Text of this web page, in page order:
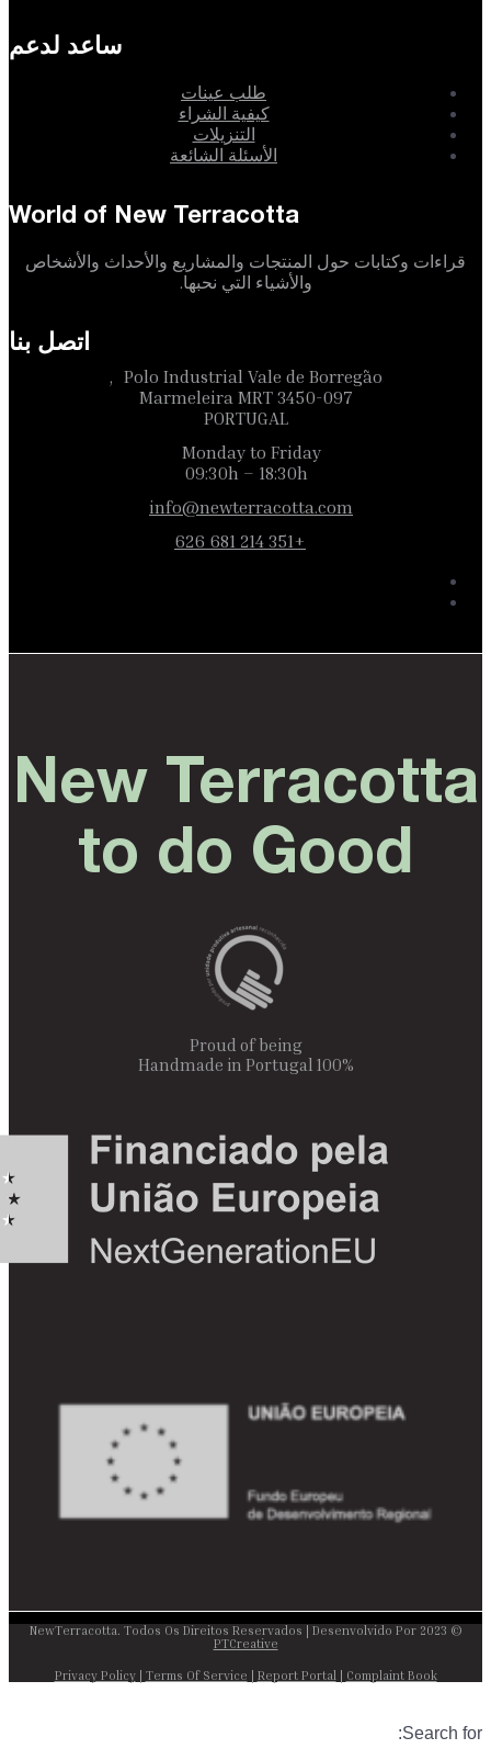
ساعد لدعم
طلب عينات
كيفية الشراء
التنزيلات
الأسئلة الشائعة
World of New Terracotta
قراءات وكتابات حول المنتجات والمشاريع والأحداث والأشخاص
والأشياء التي نحبها.
اتصل بنا
Polo Industrial Vale de Borregão,
3450-097 Marmeleira MRT
PORTUGAL
Monday to Friday
09:30h – 18:30h
info@newterracotta.com
+351 214 681 626
New Terracotta
to do Good
Proud of being
100% Handmade in Portugal
© 2023 NewTerracotta. Todos Os Direitos Reservados | Desenvolvido Por
PTCreative
Privacy Policy| Terms Of Service Report Portal Complaint Book
Search for: